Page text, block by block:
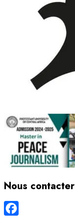
Nous contacter